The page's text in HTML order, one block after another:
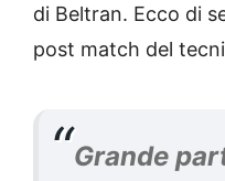
di Beltran. Ecco di
post match del
Grande